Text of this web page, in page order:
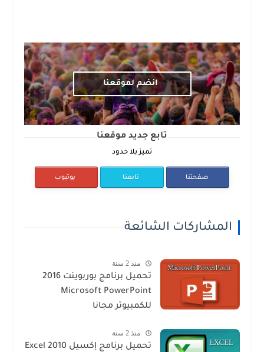
انضم لموقعنا
تابع جديد موقعنا
تميز بلا حدود
صفحتنا تابعنا يوتيوب
المشاركات الشائعة
منذ 2 سنة
تحميل برنامج بوربوينت 2016
Microsoft PowerPoint
للكمبيوتر مجانا
منذ 2 سنة
تحميل برنامج إكسيل Excel 2010